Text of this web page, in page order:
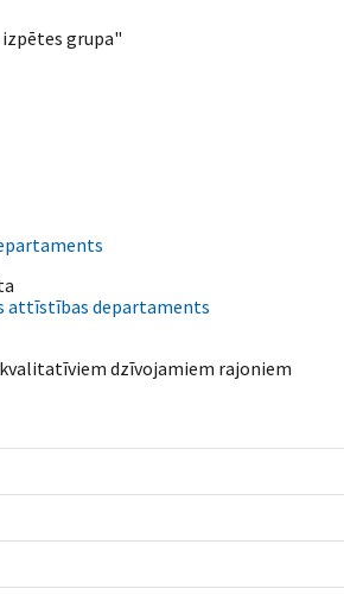
grupa"
attīstības departaments
dzīvojamiem rajoniem